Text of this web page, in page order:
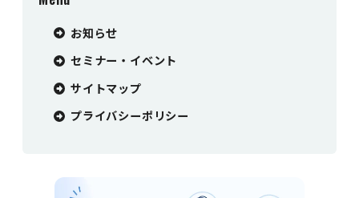
お知らせ
セミナー・イベント
サイトマップ
プライバシーポリシー